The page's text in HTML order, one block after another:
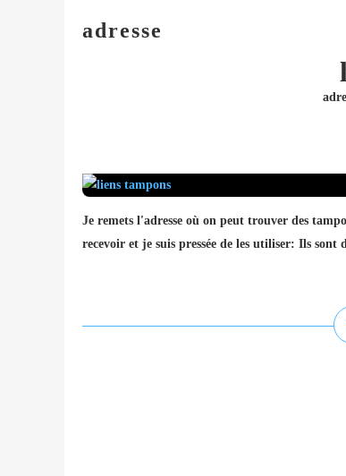
adresse
Je remets l'adresse où on peut trouver des
recevoir et je suis pressée de les utiliser: Ils